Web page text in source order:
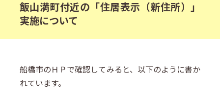
飯山満町付近の「住居表示（新住所）」
実施について
船橋市のＨＰで確認してみると、以下のように書か
れています。